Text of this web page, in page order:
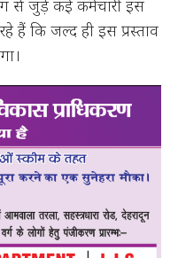
से जुड़े कई कर्मचारी इस
हैं कि जल्द ही इस प्रस्ताव